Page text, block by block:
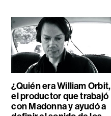
¿Quién era William Orbit,
el productor que trabajó
con Madonna y ayudó a